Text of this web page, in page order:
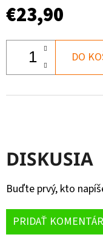
€23,90
DO
DISKUSIA
Buďte prvý, kto
PRIDAŤ KOMENTÁR